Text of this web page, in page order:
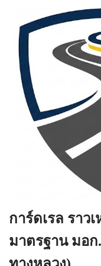
Skip
content
การ์ดเรล ราว
มาตรฐาน มอก